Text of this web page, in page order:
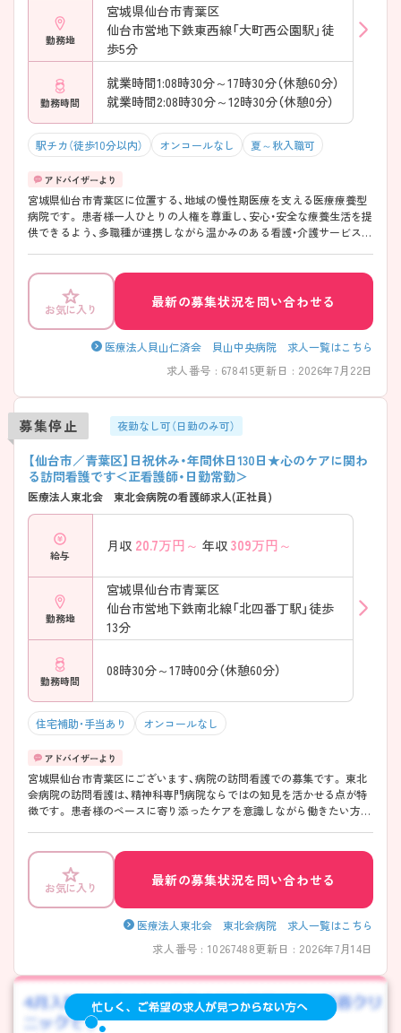
勤務地
宮城県仙台市青葉区
仙台市営地下鉄東西線「大町西公園駅」徒
歩5分
勤務時間
就業時間1:08時30分～17時30分（休憩60分）
就業時間2:08時30分～12時30分（休憩0分）
駅チカ（徒歩10分以内） オンコールなし 夏～秋入職可
宮城県仙台市青葉区に位置する、地域の慢性期医療を支える医療療養型
病院です。 患者様一人ひとりの人権を尊重し、安心・安全な療養生活を提
供できるよう、多職種が連携しながら温かみのある看護・介護サービスの
険完備など福利厚生も整っており、地域医療に貢献しながら長くご活躍
いただけます！ 詳細等お気軽にアドバイザーにお問い合わせください♪
お気に入り
最新の募集状況を問い合わせる
医療法人貝山仁済会 貝山中央病院 求人一覧はこちら
求人番号 : 678415更新日 : 2026年7月22日
募集停止 夜勤なし可（日勤のみ可）
【仙台市／青葉区】日祝休み・年間休日130日★心のケアに関わ
る訪問看護です＜正看護師・日勤常勤＞
医療法人東北会 東北会病院の看護師求人(正社員)
給与
月収 20.7万円～ 年収 309万円～
勤務地
宮城県仙台市青葉区
仙台市営地下鉄南北線「北四番丁駅」徒歩
13分
勤務時間
08時30分～17時00分（休憩60分）
住宅補助・手当あり オンコールなし
宮城県仙台市青葉区にございます、病院の訪問看護での募集です。 東北
会病院の訪問看護は、精神科専門病院ならではの知見を活かせる点が特
徴です。 患者様のペースに寄り添ったケアを意識しながら働きたい方に
お気に入り 最新の募集状況を問い合わせる
医療法人東北会 東北会病院 求人一覧はこちら
求人番号 : 10267488更新日 : 2026年7月14日